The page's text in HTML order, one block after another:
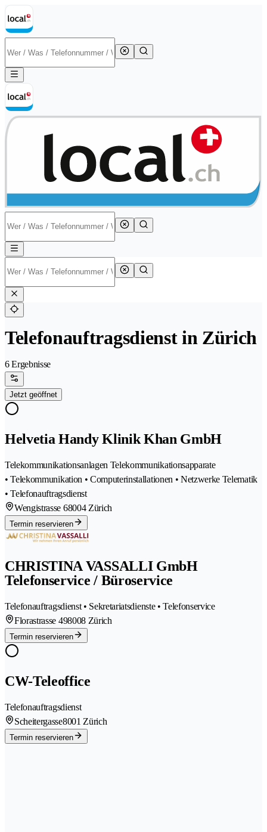
Telefonauftragsdienst in Zürich
6 Ergebnisse
Jetzt geöffnet
Helvetia Handy Klinik Khan GmbH
Telekommunikationsanlagen Telekommunikationsapparate
• Telekommunikation • Computerinstallationen • Netzwerke Telematik
• Telefonauftragsdienst
Wengistrasse 68004 Zürich
Termin reservieren
CHRISTINA VASSALLI GmbH
Telefonservice / Büroservice
Telefonauftragsdienst • Sekretariatsdienste • Telefonservice
Florastrasse 498008 Zürich
Termin reservieren
CW-Teleoffice
Telefonauftragsdienst
Scheitergasse8001 Zürich
Termin reservieren